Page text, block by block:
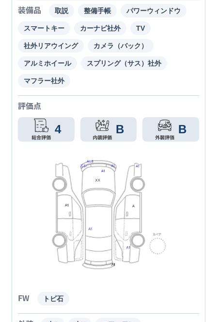
装備品 取説 整備手帳 パワーウィンドウ
スマートキー カーナビ社外 TV
社外リアウイング カメラ（バック）
アルミホイール スプリング（サス）社外
マフラー社外
評価点
4 B B
FW トビ石